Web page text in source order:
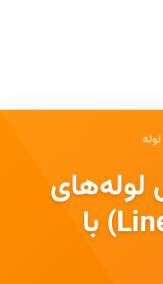
لوله‌های
خطوط لوله (Line Pipe) با